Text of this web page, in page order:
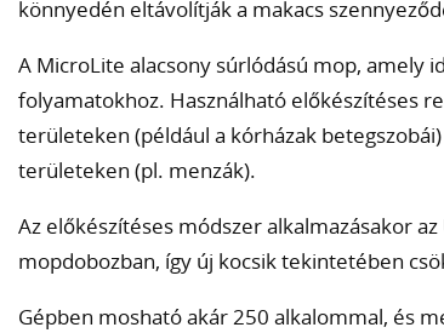
könnyedén eltávolítják a makacs
A MicroLite alacsony súrlódású mop, amely
folyamatokhoz. Használható előkészítéses
területeken (például a kórházak
területeken (pl. menzák).
Az előkészítéses módszer alkalmazásakor
mopdobozban, így új kocsik tekintetében
Gépben mosható akár 250 alkalommal, és